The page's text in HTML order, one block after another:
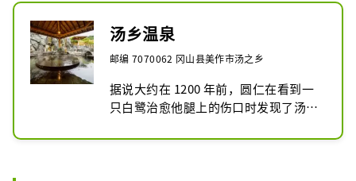
汤乡温泉
邮编 7070062 冈山县美作市汤之乡
据说大约在 1200 年前，圆仁在看到一
只白鹭治愈他腿上的伤口时发现了汤之
的著名温泉。无色透明的温泉作为美肌